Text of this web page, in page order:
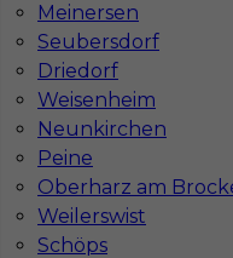
Meinersen
Seubersdorf
Driedorf
Weisenheim
Neunkirchen
Peine
Oberharz am
Weilerswist
Schöps